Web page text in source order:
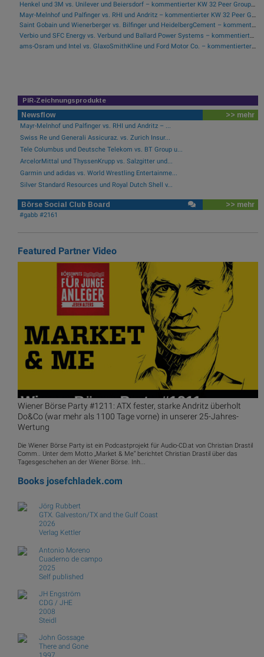
Henkel und 3M vs. Unilever und Beiersdorf – kommentierter KW 32 Peer Group Watch Konsumgüter
Mayr-Melnhof und Palfinger vs. RHI und Andritz – kommentierter KW 32 Peer Group Watch Zykliker Österreich
Saint Gobain und Wienerberger vs. Bilfinger und HeidelbergCement – kommentierter KW 32 Peer Group Watch Bau & Baustoffe
Verbio und SFC Energy vs. Verbund und Ballard Power Systems – kommentierter KW 32 Peer Group Watch Energie
ams-Osram und Intel vs. GlaxoSmithKline und Ford Motor Co. – kommentierter KW 32 Peer Group Watch Global Innovation 1000
PIR-Zeichnungsprodukte
Newsflow >> mehr
Mayr-Melnhof und Palfinger vs. RHI und Andritz – ...
Swiss Re und Generali Assicuraz. vs. Zurich Insur...
Tele Columbus und Deutsche Telekom vs. BT Group u...
ArcelorMittal und ThyssenKrupp vs. Salzgitter und...
Garmin und adidas vs. World Wrestling Entertainme...
Silver Standard Resources und Royal Dutch Shell v...
Börse Social Club Board >> mehr
#gabb #2161
Featured Partner Video
Wiener Börse Party #1211: ATX fester, starke Andritz überholt
Do&Co (war mehr als 1100 Tage vorne) in unserer 25-Jahres-
Wertung
Die Wiener Börse Party ist ein Podcastprojekt für Audio-CD.at von Christian Drastil
Comm.. Unter dem Motto „Market & Me“ berichtet Christian Drastil über das
Tagesgeschehen an der Wiener Börse. Inh...
Books josefchladek.com
Jörg Rubbert
GTX. Galveston/TX and the Gulf Coast
2026
Verlag Kettler
Antonio Moreno
Cuaderno de campo
2025
Self published
JH Engström
CDG / JHE
2008
Steidl
John Gossage
There and Gone